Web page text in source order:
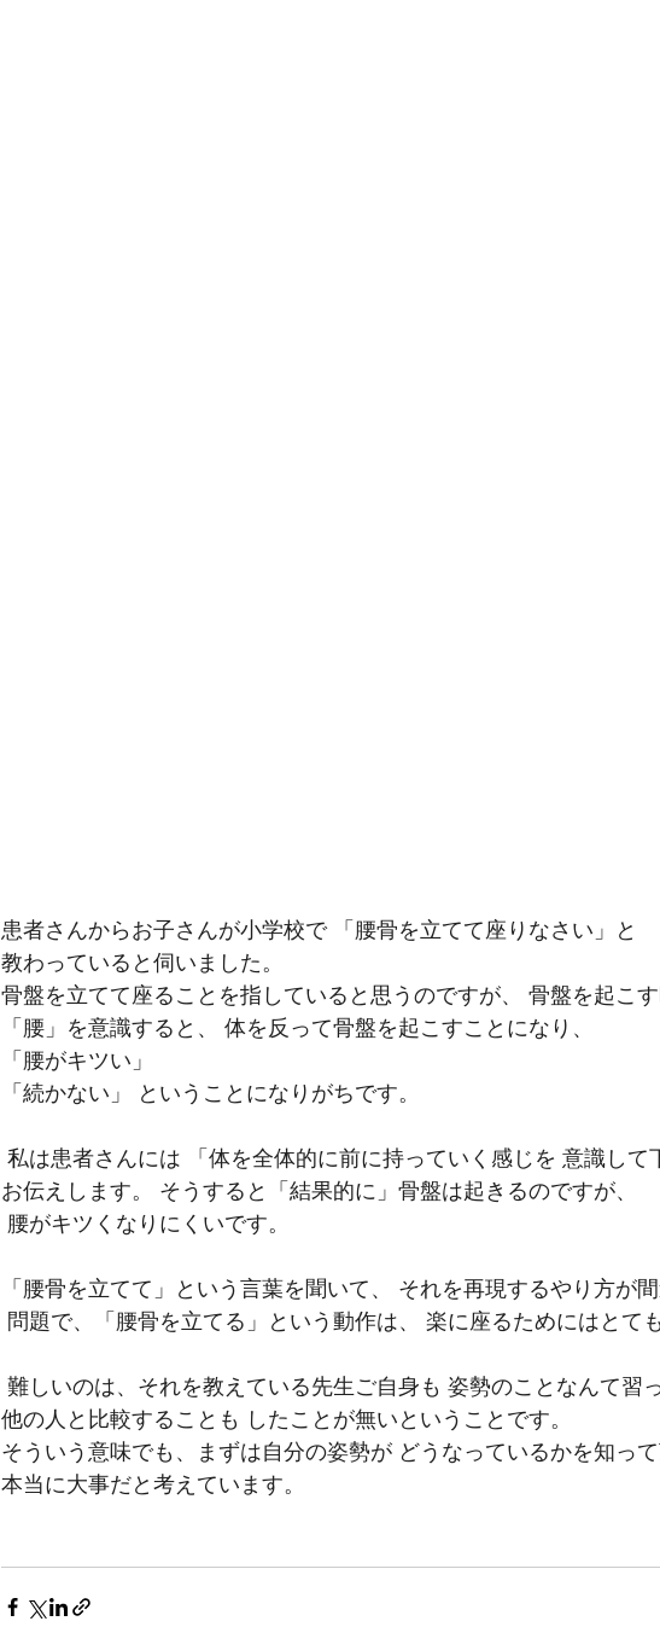
患者さんからお子さんが小学校で 「腰骨を立てて座りなさい」と
教わっていると伺いました。
骨盤を立てて座ることを指していると思うのですが、 骨盤を起こ
「腰」を意識すると、 体を反って骨盤を起こすことになり、
「腰がキツい」
「続かない」 ということになりがちです。
私は患者さんには 「体を全体的に前に持っていく感じを 意識して
お伝えします。 そうすると「結果的に」骨盤は起きるのですが、
腰がキツくなりにくいです。
「腰骨を立てて」という言葉を聞いて、 それを再現するやり方が
問題で、「腰骨を立てる」という動作は、 楽に座るためにはとて
難しいのは、それを教えている先生ご自身も 姿勢のことなんて習
他の人と比較することも したことが無いということです。
そういう意味でも、まずは自分の姿勢が どうなっているかを知っ
本当に大事だと考えています。